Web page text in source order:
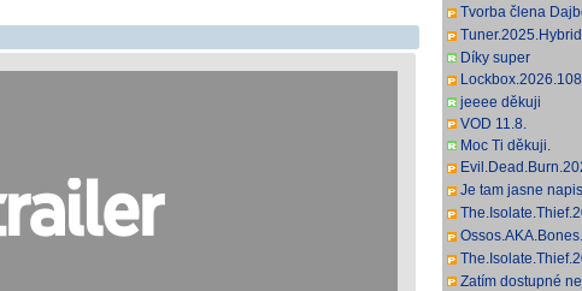
Tvorba člena
k Pressure).
ZoroSenpai [12,7
Díky super
DL.DD+5.1.H.264-
jeeee děkuji
VOD 11.8.
Moc Ti děkuji.
[YTS.GG -
Je tam jasne
popohnalo. A
SbR [13,65 GB]
Zatím dostupné